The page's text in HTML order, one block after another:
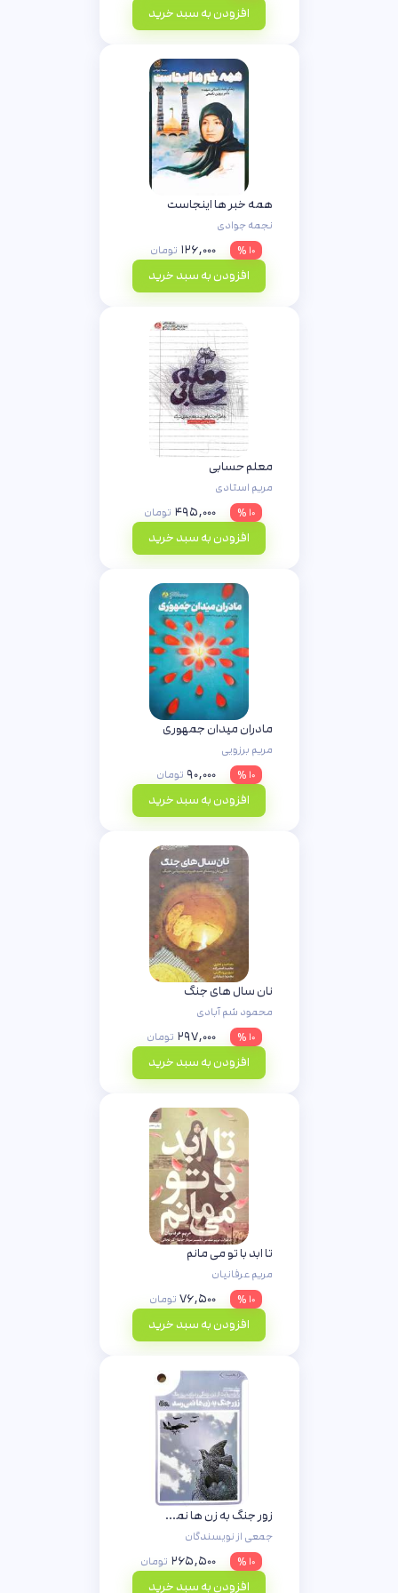
افزودن به سبد خرید
همه خبر ها اینجاست
نجمه جوادی
۱۰ %
۱۲۶,۰۰۰ تومان
افزودن به سبد خرید
معلم حسابی
مریم استادی
۱۰ %
۴۹۵,۰۰۰ تومان
افزودن به سبد خرید
مادران میدان جمهوری
مریم برزویی
۱۰ %
۹۰,۰۰۰ تومان
افزودن به سبد خرید
نان سال های جنگ
محمود شم آبادی
۱۰ %
۲۹۷,۰۰۰ تومان
افزودن به سبد خرید
تا ابد با تو می مانم
مریم عرفانیان
۱۰ %
۷۶,۵۰۰ تومان
افزودن به سبد خرید
زور جنگ به زن ها نمی رسد
جمعی از نویسندگان
۱۰ %
۲۶۵,۵۰۰ تومان
افزودن به سبد خرید